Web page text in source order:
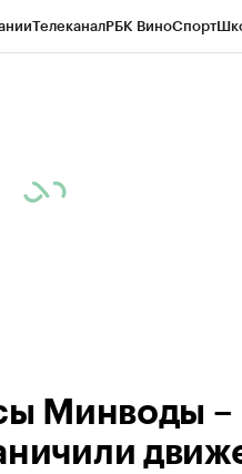
ТелеканалРБК ВиноСпорт
Минводы –